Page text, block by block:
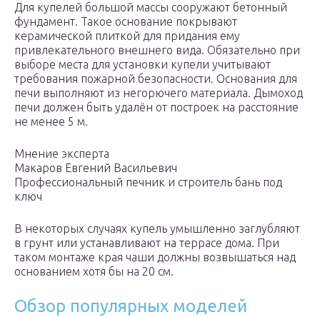
Для купелей большой массы сооружают бетонный
фундамент. Такое основание покрывают
керамической плиткой для придания ему
привлекательного внешнего вида. Обязательно при
выборе места для установки купели учитывают
требования пожарной безопасности. Основания для
печи выполняют из негорючего материала. Дымоход
печи должен быть удалён от построек на расстояние
не менее 5 м.
Мнение эксперта
Макаров Евгений Васильевич
Профессиональный печник и строитель бань под
ключ
В некоторых случаях купель умышленно заглубляют
в грунт или устанавливают на террасе дома. При
таком монтаже края чаши должны возвышаться над
основанием хотя бы на 20 см.
Обзор популярных моделей